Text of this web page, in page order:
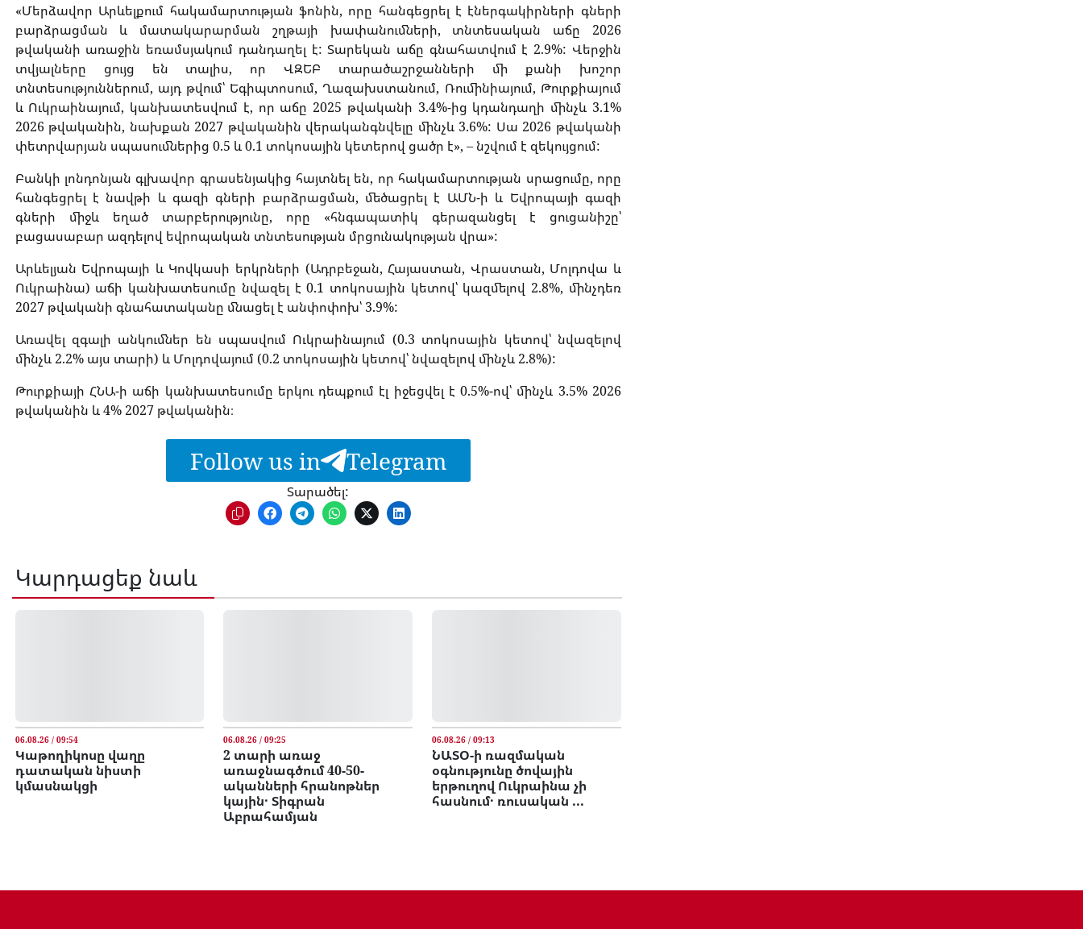
«Մերձավոր Արևելքում հակամարտության ֆոնին, որը հանգեցրել է էներգակիրների գների
բարձրացման և մատակարարման շղթայի խափանումների, տնտեսական աճը 2026
թվականի առաջին եռամսյակում դանդաղել է: Տարեկան աճը գնահատվում է 2.9%: Վերջին
տվյալները ցույց են տալիս, որ ՎԶԵԲ տարածաշրջանների մի քանի խոշոր
տնտեսություններում, այդ թվում՝ Եգիպտոսում, Ղազախստանում, Ռումինիայում, Թուրքիայում
և Ուկրաինայում, կանխատեսվում է, որ աճը 2025 թվականի 3.4%-ից կդանդաղի մինչև 3.1%
2026 թվականին, նախքան 2027 թվականին վերականգնվելը մինչև 3.6%: Սա 2026 թվականի
փետրվարյան սպասումներից 0.5 և 0.1 տոկոսային կետերով ցածր է», – նշվում է զեկույցում:
Բանկի լոնդոնյան գլխավոր գրասենյակից հայտնել են, որ հակամարտության սրացումը, որը
հանգեցրել է նավթի և գազի գների բարձրացման, մեծացրել է ԱՄՆ-ի և Եվրոպայի գազի
գների միջև եղած տարբերությունը, որը «հնգապատիկ գերազանցել է ցուցանիշը՝
բացասաբար ազդելով եվրոպական տնտեսության մրցունակության վրա»:
Արևելյան Եվրոպայի և Կովկասի երկրների (Ադրբեջան, Հայաստան, Վրաստան, Մոլդովա և
Ուկրաինա) աճի կանխատեսումը նվազել է 0.1 տոկոսային կետով՝ կազմելով 2.8%, մինչդեռ
2027 թվականի գնահատականը մնացել է անփոփոխ՝ 3.9%:
Առավել զգալի անկումներ են սպասվում Ուկրաինայում (0.3 տոկոսային կետով՝ նվազելով
մինչև 2.2% այս տարի) և Մոլդովայում (0.2 տոկոսային կետով՝ նվազելով մինչև 2.8%):
Թուրքիայի ՀՆԱ-ի աճի կանխատեսումը երկու դեպքում էլ իջեցվել է 0.5%-ով՝ մինչև 3.5% 2026
թվականին և 4% 2027 թվականին։
Follow us in Telegram
Տարածել:
Կարդացեք նաև
06.08.26 / 09:54
Կաթողիկոսը վաղը
դատական նիստի
կմասնակցի
06.08.26 / 09:25
2 տարի առաջ
առաջնագծում 40-50-
ականների հրանոթներ
կային․ Տիգրան
Աբրահամյան
06.08.26 / 09:13
ՆԱՏՕ-ի ռազմական
օգնությունը ծովային
երթուղով Ուկրաինա չի
հասնում․ ռուսական ...